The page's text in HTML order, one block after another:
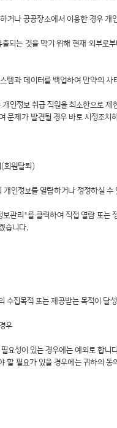
거나 공공장소에서 이용한 경우
되는 것을 막기 위해 현재 외부로
템과 데이터를 백업하여 만약의 사
인정보 취급 직원을 최소한으로
문제가 발견될 경우 바로 시정조치
회원탈퇴)
개인정보를 열람하거나 정정하실
보관리"를 클릭하여 직접 열람 또
습니다.
수집목적 또는 제공받는 목적이 달
우
요성이 있는 경우에는 예외로 합니
할 필요가 있을 경우에는 귀하의 동